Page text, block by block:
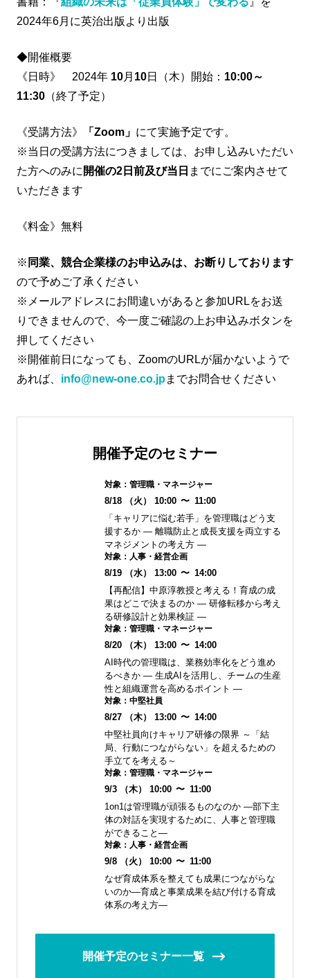
2024年6月に英治出版より出版
◆開催概要
《日時》 2024年 10月 10日（木）開始： 10:00～
11:30 （終了予定）
《受講方法》 「Zoom」 にて実施予定です。
※当日の受講方法につきましては、お申し込みいただい
た方へのみに 開催の2日前及び当日 までにご案内させて
いただきます
《料金》無料
※ 同業、競合企業様のお申込みは、お断りしております
ので予めご了承ください
※メールアドレスにお間違いがあると参加URLをお送
りできませんので、今一度ご確認の上お申込みボタンを
押してください
※開催前日になっても、ZoomのURLが届かないようで
あれば、 info@new-one.co.jpまでお問合せください
開催予定のセミナー
対象： 管理職・マネージャー
8/18 （火） 10:00 〜 11:00
「キャリアに悩む若手」を管理職はどう支
援するか ― 離職防止と成長支援を両立する
マネジメントの考え方 ―
対象： 人事・経営企画
8/19 （水） 13:00 〜 14:00
【再配信】中原淳教授と考える！育成の成
果はどこで決まるのか ― 研修転移から考え
る研修設計と効果検証 ―
対象： 管理職・マネージャー
8/20 （木） 13:00 〜 14:00
AI時代の管理職は、業務効率化をどう進め
るべきか ― 生成AIを活用し、チームの生産
性と組織運営を高めるポイント ―
対象： 中堅社員
8/27 （木） 13:00 〜 14:00
中堅社員向けキャリア研修の限界 ～「結
局、行動につながらない」を超えるための
手立てを考える～
対象： 管理職・マネージャー
9/3 （木） 10:00 〜 11:00
1on1は管理職が頑張るものなのか ―部下主
体の対話を実現するために、人事と管理職
ができること―
対象： 人事・経営企画
9/8 （火） 10:00 〜 11:00
なぜ育成体系を整えても成果につながらな
いのか―育成と事業成果を結び付ける育成
体系の考え方―
開催予定のセミナー一覧